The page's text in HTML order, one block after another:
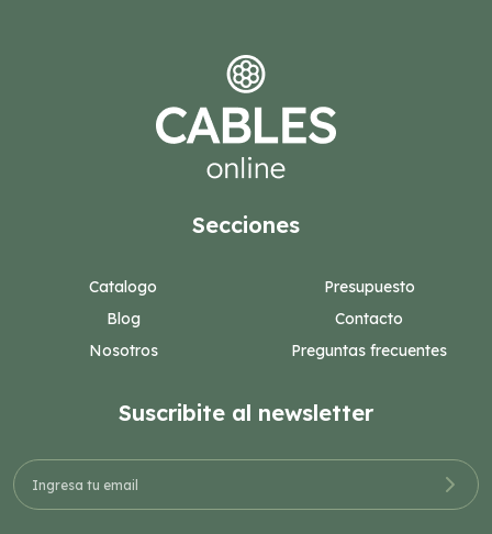
Secciones
Catalogo
Blog
Nosotros
Presupuesto
Contacto
Preguntas frecuentes
Suscribite al newsletter